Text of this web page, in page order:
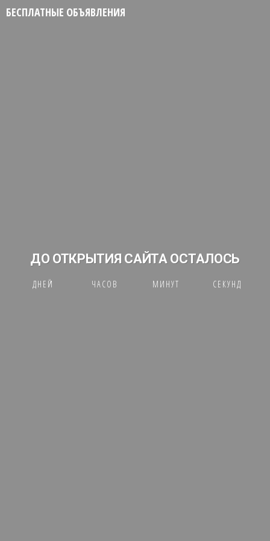
БЕСПЛАТНЫЕ ОБЪЯВЛЕНИЯ
ДО ОТКРЫТИЯ САЙТА ОСТАЛОСЬ
ДНЕЙ ЧАСОВ МИНУТ СЕКУНД